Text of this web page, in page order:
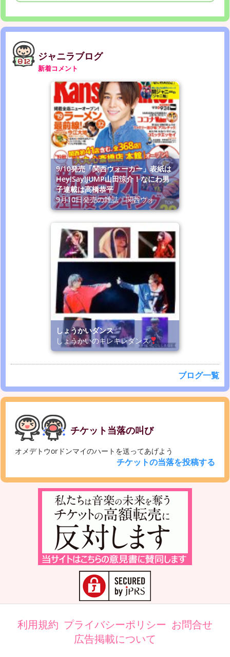
ジャニラブログ
新着コメント
9/10発売「関西ウォーカー」表紙は
Hey!Say!JUMP山田涼介！なにわ男
子連載は高橋恭平
9月10日発売の雑誌「関西ウォ
しょうかいダンス
しょうかいのキレキレダンス
ブログ一覧
チケット当落の叫び
オメデトウorドンマイのハートを送ってあげよう
チケットの当落を投稿する
利用規約 プライバシーポリシー お問合せ
広告掲載について